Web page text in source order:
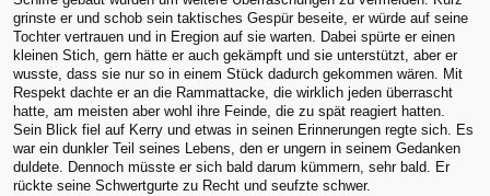
grinste er und schob sein taktisches Gespür beseite, er würde auf seine
Tochter vertrauen und in Eregion auf sie warten. Dabei spürte er einen
kleinen Stich, gern hätte er auch gekämpft und sie unterstützt, aber er
wusste, dass sie nur so in einem Stück dadurch gekommen wären. Mit
Respekt dachte er an die Rammattacke, die wirklich jeden überrascht
hatte, am meisten aber wohl ihre Feinde, die zu spät reagiert hatten.
Sein Blick fiel auf Kerry und etwas in seinen Erinnerungen regte sich. Es
war ein dunkler Teil seines Lebens, den er ungern in seinem Gedanken
duldete. Dennoch müsste er sich bald darum kümmern, sehr bald. Er
rückte seine Schwertgurte zu Recht und seufzte schwer.